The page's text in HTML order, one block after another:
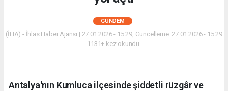
GÜNDEM
(İHA) - İhlas Haber Ajansı | 27.01.2026 - 15:29, Güncelleme: 27.01.2026 - 15:29
1131+ kez okundu.
Antalya'nın Kumluca ilçesinde şiddetli rüzgâr ve